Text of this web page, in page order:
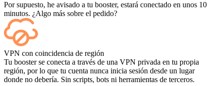
Por supuesto, he avisado a tu booster, estará conectado en unos 10
minutos. ¿Algo más sobre el pedido?
Sí, cada partida aparece en tu panel de control a medida que termina,
y si quieres ver las partidas en sí, añade Streaming al finalizar la
compra.
VPN con coincidencia de región
Tu booster se conecta a través de una VPN privada en tu propia
región, por lo que tu cuenta nunca inicia sesión desde un lugar
donde no debería. Sin scripts, bots ni herramientas de terceros.